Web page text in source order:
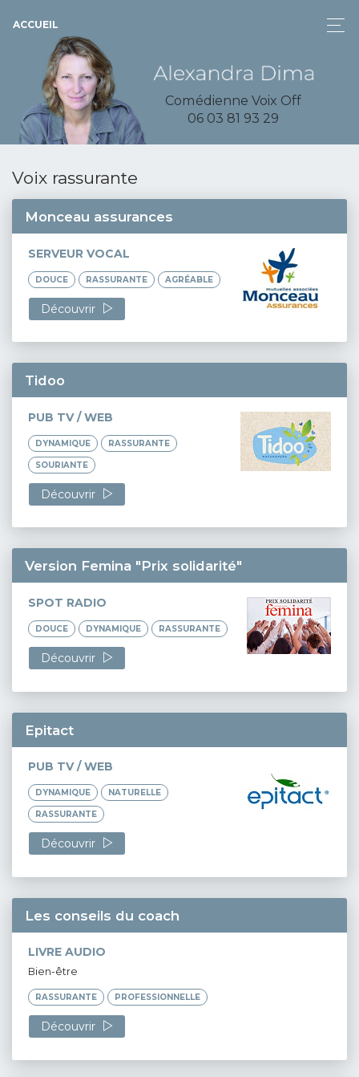
ACCUEIL
Comédienne Voix Off
06 03 81 93 29
Voix rassurante
Monceau assurances
SERVEUR VOCAL
DOUCE RASSURANTE AGRÉABLE
Découvrir
Tidoo
PUB TV / WEB
DYNAMIQUE RASSURANTE
SOURIANTE
Découvrir
Version Femina "Prix solidarité"
SPOT RADIO
DOUCE DYNAMIQUE RASSURANTE
Découvrir
Epitact
PUB TV / WEB
DYNAMIQUE NATURELLE
RASSURANTE
Découvrir
Les conseils du coach
LIVRE AUDIO
Bien-être
RASSURANTE PROFESSIONNELLE
Découvrir